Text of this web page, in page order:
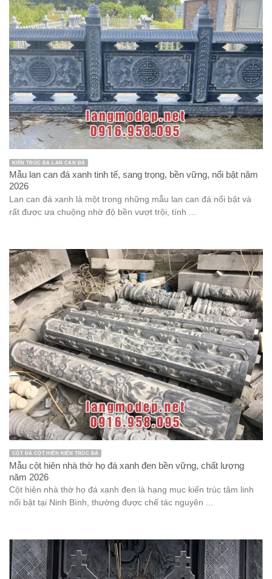
KIẾN TRÚC ĐÁ LAN CAN ĐÁ
Mẫu lan can đá xanh tinh tế, sang trọng, bền vững, nổi bật năm
2026
Lan can đá xanh là một trong những mẫu lan can đá nổi bật và
rất được ưa chuộng nhờ độ bền vượt trội, tính ...
CỘT ĐÁ CỘT HIÊN KIẾN TRÚC ĐÁ
Mẫu cột hiên nhà thờ họ đá xanh đen bền vững, chất lượng
năm 2026
Cột hiên nhà thờ họ đá xanh đen là hạng mục kiến trúc tâm linh
nổi bật tại Ninh Bình, thường được chế tác nguyên ...